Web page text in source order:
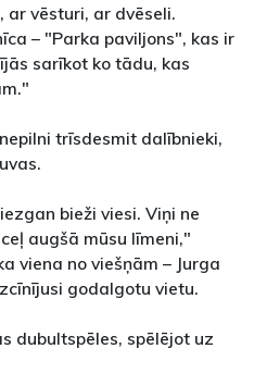
ar vēsturi, ar dvēseli.
– "Parka paviljons", kas ir
sarīkot ko tādu, kas
trīsdesmit dalībnieki,
bieži viesi. Viņi ne
augšā mūsu līmeni,"
viena no viešņām – Jurga
godalgotu vietu.
dubultspēles, spēlējot uz